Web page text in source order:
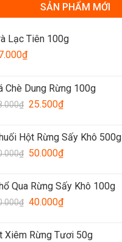
SẢN PHẨM MỚI
Lạc Tiên 100g
₫
Chè Dung Rừng 100g
₫ 25.500₫
Hột Rừng Sấy Khô 500g
₫ 50.000₫
Qua Rừng Sấy Khô 100g
₫ 40.000₫
Xiêm Rừng Tươi 50g